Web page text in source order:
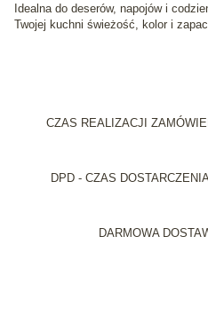
Idealna do deserów, napojów i
Twojej kuchni świeżość, kolor i
CZAS REALIZACJI
DPD - CZAS
DARMOWA